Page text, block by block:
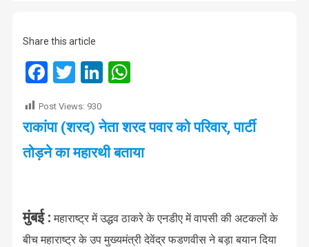
Share this article
Facebook
TwitterLinkedIn
WhatsApp
Post Views: 930
राकांपा (शरद) नेता शरद पवार को परिवार, पार्टी
तोड़ने का महारथी बताया
मुंबई : महाराष्ट्र में उद्धव ठाकरे के एनडीए में वापसी की अटकलों के
बीच महाराष्ट्र के उप मुख्यमंत्री देवेंद्र फडणवीस ने बड़ा बयान दिया